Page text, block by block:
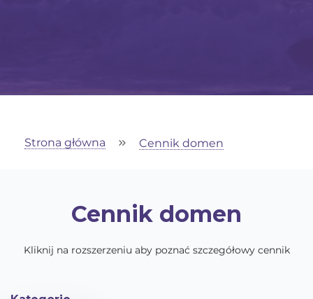
Strona główna Cennik domen
Cennik domen
Kliknij na rozszerzeniu aby poznać szczegółowy cennik